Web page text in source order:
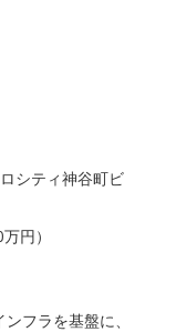
シティ神谷町ビ
円）
フラを基盤に、